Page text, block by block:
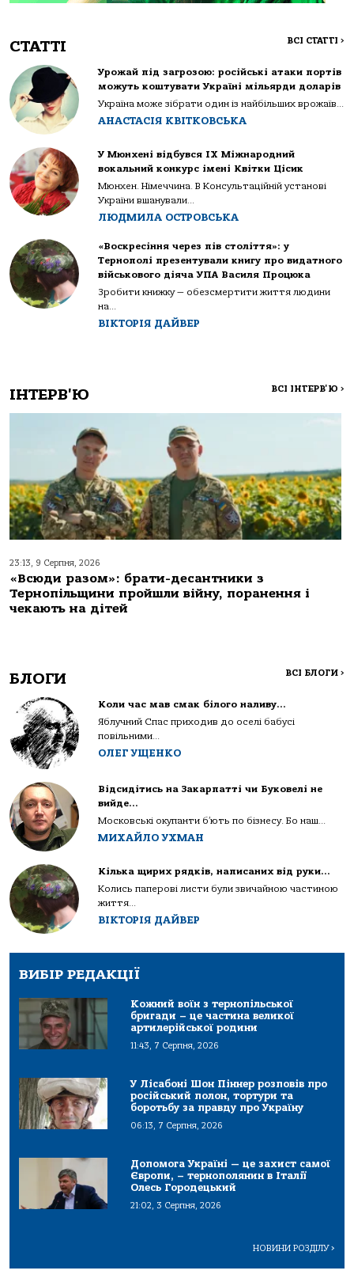
СТАТТІ ВСІ СТАТТІ >
Урожай під загрозою: російські атаки портів
можуть коштувати Україні мільярди доларів
Україна може зібрати один із найбільших врожаїв...
АНАСТАСІЯ КВІТКОВСЬКА
У Мюнхені відбувся IX Міжнародний
вокальний конкурс імені Квітки Цісик
Мюнхен. Німеччина. В Консультаційній установі
України вшанували...
ЛЮДМИЛА ОСТРОВСЬКА
«Воскресіння через пів століття»: у
Тернополі презентували книгу про видатного
військового діяча УПА Василя Процюка
Зробити книжку — обезсмертити життя людини
на...
ВІКТОРІЯ ДАЙВЕР
ІНТЕРВ'Ю ВСІ ІНТЕРВ'Ю >
23:13, 9 Серпня, 2026
«Всюди разом»: брати-десантники з
Тернопільщини пройшли війну, поранення і
чекають на дітей
БЛОГИ ВСІ БЛОГИ >
Коли час мав смак білого наливу…
Яблучний Спас приходив до оселі бабусі
повільними...
ОЛЕГ УЩЕНКО
Відсидітись на Закарпатті чи Буковелі не
вийде…
Московські окупанти б’ють по бізнесу. Бо наш...
МИХАЙЛО УХМАН
Кілька щирих рядків, написаних від руки…
Колись паперові листи були звичайною частиною
життя...
ВІКТОРІЯ ДАЙВЕР
ВИБІР РЕДАКЦІЇ
Кожний воїн з тернопільської
бригади – це частина великої
артилерійської родини
11:43, 7 Серпня, 2026
У Лісабоні Шон Піннер розповів про
російський полон, тортури та
боротьбу за правду про Україну
06:13, 7 Серпня, 2026
Допомога Україні — це захист самої
Європи, – тернополянин в Італії
Олесь Городецький
21:02, 3 Серпня, 2026
НОВИНИ РОЗДІЛУ>